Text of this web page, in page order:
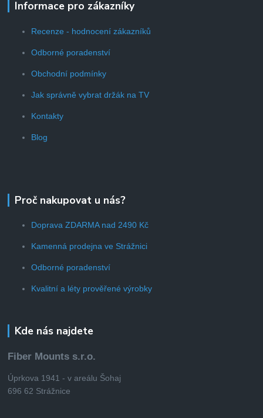
Informace pro zákazníky
Recenze - hodnocení zákazníků
Odborné poradenství
Obchodní podmínky
Jak správně vybrat držák na TV
Kontakty
Blog
Proč nakupovat u nás?
Doprava ZDARMA nad 2490 Kč
Kamenná prodejna ve Strážnici
Odborné poradenství
Kvalitní a léty prověřené výrobky
Kde nás najdete
Fiber Mounts s.r.o.
Úprkova 1941 - v areálu Šohaj
696 62 Strážnice